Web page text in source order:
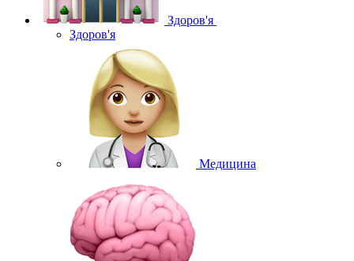
Здоров'я
Здоров'я
Медицина